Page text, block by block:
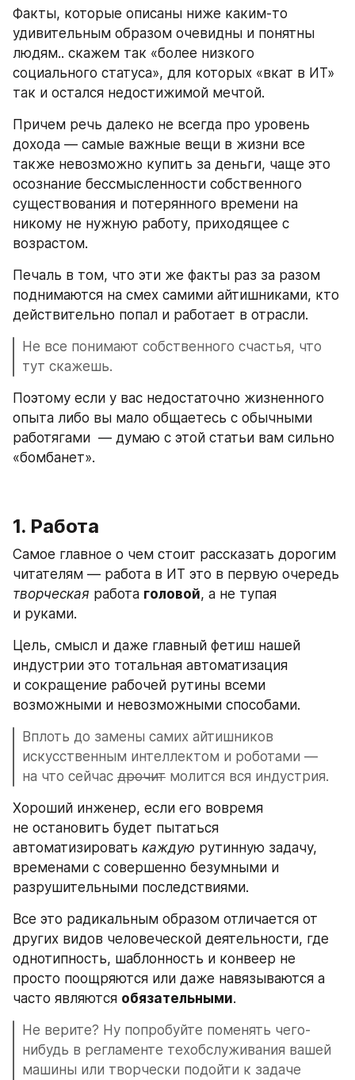
Факты, которые описаны ниже каким-то
удивительным образом очевидны и понятны
людям.. скажем так «более низкого
социального статуса», для которых «вкат в ИТ»
так и остался недостижимой мечтой.
Причем речь далеко не всегда про уровень
дохода — самые важные вещи в жизни все
также невозможно купить за деньги, чаще это
осознание бессмысленности собственного
существования и потерянного времени на
никому не нужную работу, приходящее с
возрастом.
Печаль в том, что эти же факты раз за разом
поднимаются на смех самими айтишниками, кто
действительно попал и работает в отрасли.
Не все понимают собственного счастья, что
тут скажешь.
Поэтому если у вас недостаточно жизненного
опыта либо вы мало общаетесь с обычными
работягами  — думаю с этой статьи вам сильно
«бомбанет».
1. Работа
Самое главное о чем стоит рассказать дорогим
творческая работа головой, а не тупая
и руками.
Цель, смысл и даже главный фетиш нашей
индустрии это тотальная автоматизация
и сокращение рабочей рутины всеми
возможными и невозможными способами.
Вплоть до замены самих айтишников
искусственным интеллектом и роботами —
на что сейчас дрочит молится вся индустрия.
Хороший инженер, если его вовремя
не остановить будет пытаться
автоматизировать каждую рутинную задачу,
временами с совершенно безумными и
разрушительными последствиями.
Все это радикальным образом отличается от
других видов человеческой деятельности, где
однотипность, шаблонность и конвеер не
просто поощряются или даже навязываются а
часто являются обязательными.
Не верите? Ну попробуйте поменять чего-
нибудь в регламенте техобслуживания вашей
машины или творчески подойти к задаче